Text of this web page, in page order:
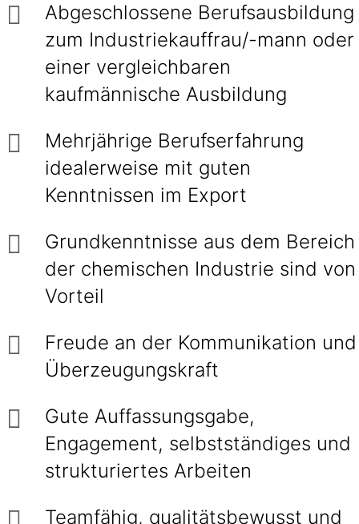
Abgeschlossene Berufsausbildung
zum Industriekauffrau/-mann oder
einer vergleichbaren
kaufmännische Ausbildung
Mehrjährige Berufserfahrung
idealerweise mit guten
Kenntnissen im Export
Grundkenntnisse aus dem Bereich
der chemischen Industrie sind von
Vorteil
Freude an der Kommunikation und
Überzeugungskraft
Gute Auffassungsgabe,
Engagement, selbstständiges und
strukturiertes Arbeiten
Teamfähig, qualitätsbewusst und